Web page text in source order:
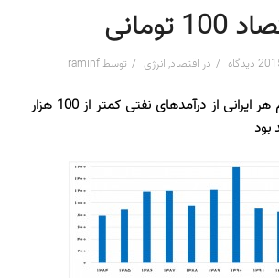
تومانی
/ در اقتصاد, انرژی / توسطraminf
در سال 1394 سهم هر ایرانی از درآمدهای نفتی کمتر از 100 هزار
بود